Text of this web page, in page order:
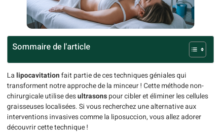
Sommaire de l'article
Lalipocavitationfait partie de ces techniques géniales qui
transforment notre approche de la minceur ! Cette méthode non-
chirurgicale utilise desultrasonspour cibler et éliminer les cellules
graisseuses localisées. Si vous recherchez une alternative aux
interventions invasives comme la liposuccion, vous allez adorer
découvrir cette technique !